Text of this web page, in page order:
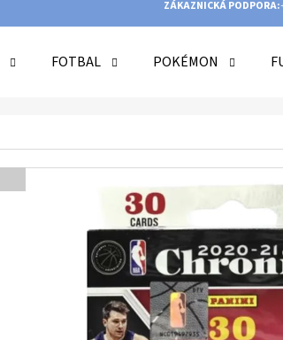
ZÁKAZNICKÁ PODPORA:
FOTBAL POKÉMON